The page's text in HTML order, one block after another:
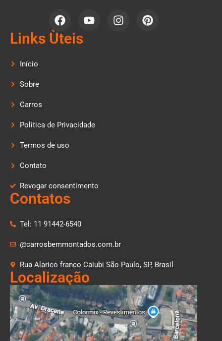
Links Ùteis
Início
Sobre
Carros
Politica de Privacidade
Termos de uso
Contato
Revogar consentimento
Contatos
Tel: 11 91442-6540
@carrosbemmontados.com.br
Rua Alarico franco Caiubi São Paulo, SP, Brasil
Localização